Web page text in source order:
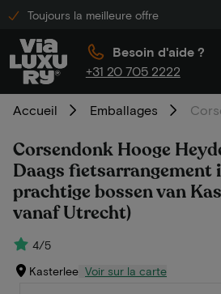
Toujours la meilleure offre
Besoin d'aide ?
+31 20 705 2222
Accueil Emballages
Corsendonk Hooge
Daags fietsarrangement
prachtige bossen van
vanaf Utrecht)
4/5
Kasterlee Voir sur la carte